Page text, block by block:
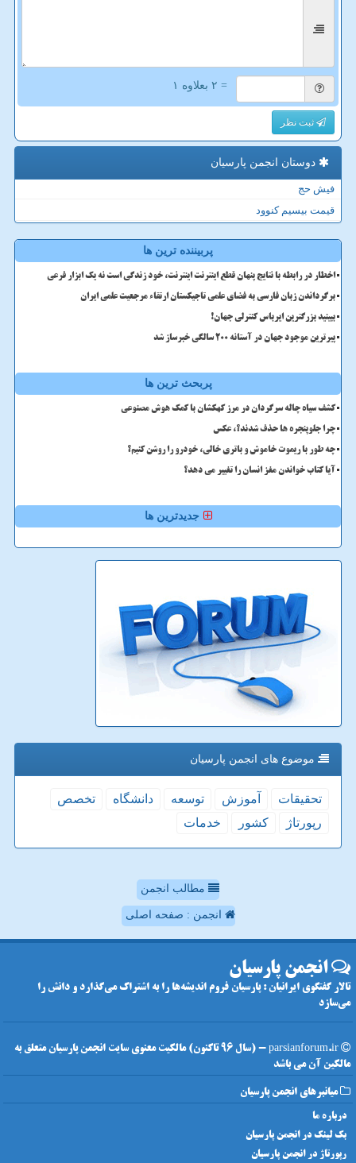
= ۲ بعلاوه ۱
ثبت نظر
دوستان انجمن پارسیان
فیش حج
قیمت بیسیم کنوود
پربیننده ترین ها
اخطار در رابطه با نتایج پنهان قطع اینترنت اینترنت، خود زندگی است نه یک ابزار فرعی
برگرداندن زبان فارسی به فضای علمی تاجیکستان ارتقاء مرجعیت علمی ایران
ببینید بزرگترین ایرباس کنترلی جهان!
پیرترین موجود جهان در آستانه ۲۰۰ سالگی خبرساز شد
پربحث ترین ها
کشف سیاه چاله سرگردان در مرز کهکشان با کمک هوش مصنوعی
چرا جلوپنجره ها حذف شدند؟، عکس
چه طور با ریموت خاموش و باتری خالی، خودرو را روشن کنیم؟
آیا کتاب خواندن مغز انسان را تغییر می دهد؟
جدیدترین ها
موضوع های انجمن پارسیان
تحقیقات آموزش توسعه دانشگاه
تخصص
رپورتاژ
كشور خدمات
مطالب انجمن
انجمن : صفحه اصلی
انجمن پارسیان
تالار گفتگوی ایرانیان : پارسیان فروم اندیشه‌ها را به اشتراک می‌گذارد و دانش را
می‌سازد
parsianforum.ir - (سال 96 تاکنون) مالکیت معنوی سایت انجمن پارسیان متعلق به
مالکین آن می باشد
میانبرهای انجمن پارسیان
درباره ما
بک لینک در انجمن پارسیان
رپورتاژ در انجمن پارسیان